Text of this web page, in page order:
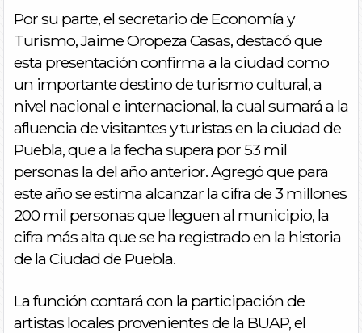
Por su parte, el secretario de Economía y
Turismo, Jaime Oropeza Casas, destacó que
esta presentación confirma a la ciudad como
un importante destino de turismo cultural, a
nivel nacional e internacional, la cual sumará a la
afluencia de visitantes y turistas en la ciudad de
Puebla, que a la fecha supera por 53 mil
personas la del año anterior. Agregó que para
este año se estima alcanzar la cifra de 3 millones
200 mil personas que lleguen al municipio, la
cifra más alta que se ha registrado en la historia
de la Ciudad de Puebla.
La función contará con la participación de
artistas locales provenientes de la BUAP, el